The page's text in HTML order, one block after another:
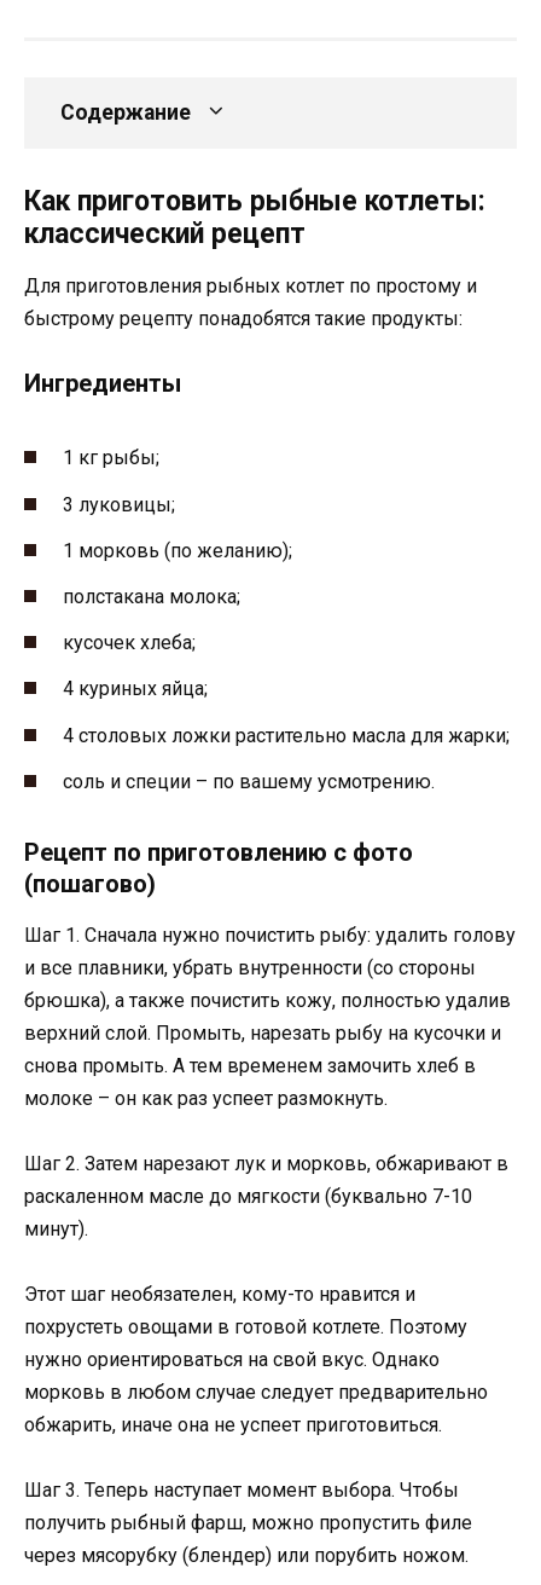
Содержание
Как приготовить рыбные котлеты:
классический рецепт
Для приготовления рыбных котлет по простому и
быстрому рецепту понадобятся такие продукты:
Ингредиенты
1 кг рыбы;
3 луковицы;
1 морковь (по желанию);
полстакана молока;
кусочек хлеба;
4 куриных яйца;
4 столовых ложки растительно масла для жарки;
соль и специи – по вашему усмотрению.
Рецепт по приготовлению с фото
(пошагово)
Шаг 1. Сначала нужно почистить рыбу: удалить голову
и все плавники, убрать внутренности (со стороны
брюшка), а также почистить кожу, полностью удалив
верхний слой. Промыть, нарезать рыбу на кусочки и
снова промыть. А тем временем замочить хлеб в
молоке – он как раз успеет размокнуть.
Шаг 2. Затем нарезают лук и морковь, обжаривают в
раскаленном масле до мягкости (буквально 7-10
минут).
Этот шаг необязателен, кому-то нравится и
похрустеть овощами в готовой котлете. Поэтому
нужно ориентироваться на свой вкус. Однако
морковь в любом случае следует предварительно
обжарить, иначе она не успеет приготовиться.
Шаг 3. Теперь наступает момент выбора. Чтобы
получить рыбный фарш, можно пропустить филе
через мясорубку (блендер) или порубить ножом.